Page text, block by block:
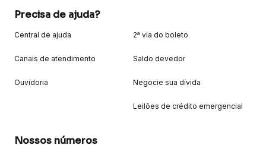
Precisa de ajuda?
Central de ajuda
Canais de atendimento
Ouvidoria
2ª via do boleto
Saldo devedor
Negocie sua dívida
Leilões de crédito emergencial
Nossos números